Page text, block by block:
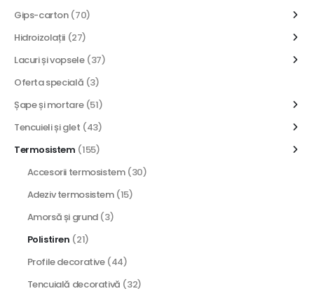
Gips-carton (70)
Hidroizolații (27)
Lacuri și vopsele (37)
Oferta specială (3)
Șape și mortare (51)
Tencuieli și glet (43)
Termosistem (155)
Accesorii termosistem (30)
Adeziv termosistem (15)
Amorsă și grund (3)
Polistiren (21)
Profile decorative (44)
Tencuială decorativă (32)